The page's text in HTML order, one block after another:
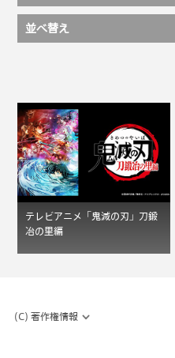
並べ替え
テレビアニメ「鬼滅の刃」刀鍛
冶の里編
(C) 著作権情報